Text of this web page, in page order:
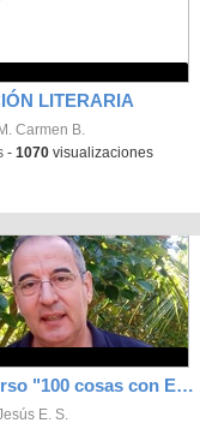
LITERARIA
M. Carmen B.
-1070 visualizaciones
Cierre curso "100 cosas con Educamadrid en el aula"
CASTELLANA» en:
E. S.